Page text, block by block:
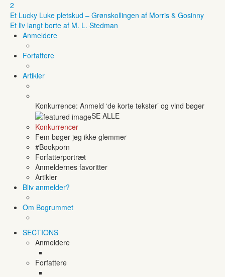
2
Et Lucky Luke pletskud – Grønskollingen af Morris & Gosinny
Et liv langt borte af M. L. Stedman
Anmeldere
Forfattere
Artikler
Konkurrence: Anmeld ‘de korte tekster’ og vind bøger
SE ALLE
Konkurrencer
Fem bøger jeg ikke glemmer
#Bookporn
Forfatterportræt
Anmeldernes favoritter
Artikler
Bliv anmelder?
Om Bogrummet
SECTIONS
Anmeldere
Forfattere